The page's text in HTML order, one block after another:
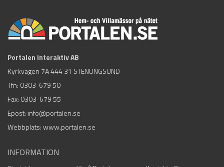
Portalen Interaktiv AB
Kyrkvägen 7A 444 31 STENUNGSUND
Tfn: 0303-679 50
Fax: 0303-679 55
Epost: info@portalen.se
Webbplats: www.portalen.se
INFORMATION